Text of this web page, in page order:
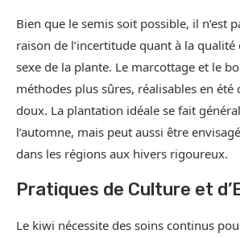
Bien que le semis soit possible, il n’est
raison de l’incertitude quant à la qualité
sexe de la plante. Le marcottage et le
méthodes plus sûres, réalisables en été
doux. La plantation idéale se fait
l’automne, mais peut aussi être
dans les régions aux hivers rigoureux.
Pratiques de Culture et
Le kiwi nécessite des soins continus